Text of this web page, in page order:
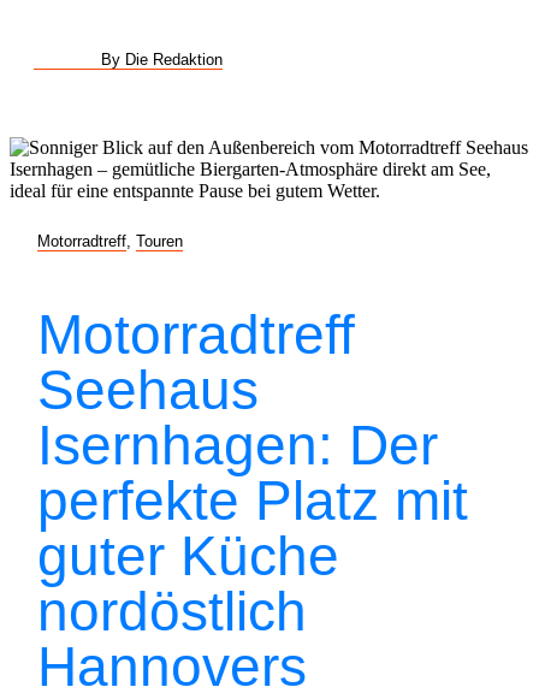
By Die Redaktion
Motorradtreff Touren
Motorradtreff
Seehaus
Isernhagen: Der
perfekte Platz mit
guter Küche
nordöstlich
Hannovers